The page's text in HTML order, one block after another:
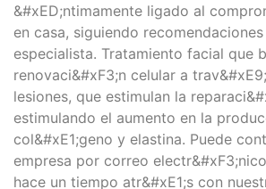
&#xED;ntimamente ligado al
en casa, siguiendo
especialista. Tratamiento facial que
renovaci&#xF3;n celular a
lesiones, que estimulan la
estimulando el aumento en la
col&#xE1;geno y elastina. Puede
empresa por correo
hace un tiempo atr&#xE1;s con